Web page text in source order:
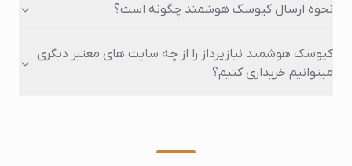
نحوه ارسال کیوسک هوشمند چگونه است؟
کیوسک هوشمند نیازپرداز را از چه سایت های معتبر دیگری
میتوانیم خریداری کنیم؟